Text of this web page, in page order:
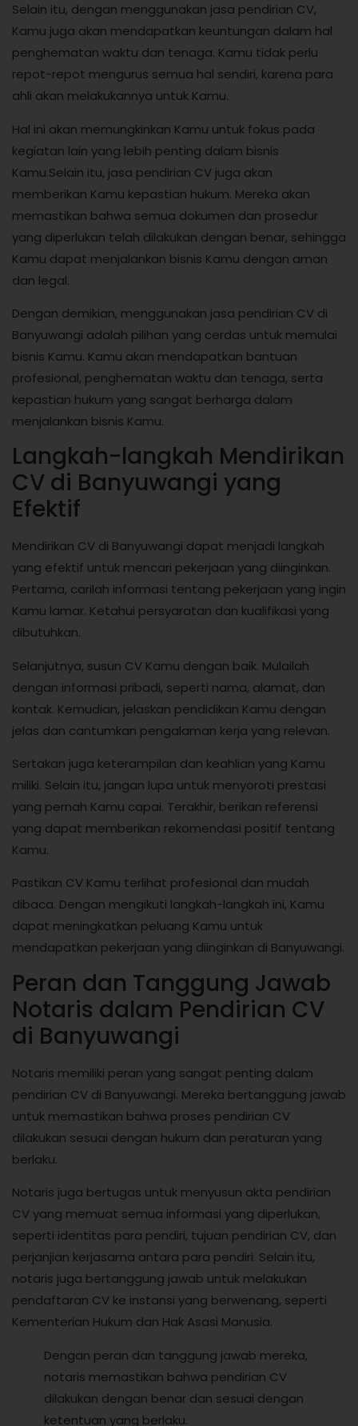
Selain itu, dengan menggunakan jasa pendirian CV,
Kamu juga akan mendapatkan keuntungan dalam hal
penghematan waktu dan tenaga. Kamu tidak perlu
repot-repot mengurus semua hal sendiri, karena para
ahli akan melakukannya untuk Kamu.
Hal ini akan memungkinkan Kamu untuk fokus pada
kegiatan lain yang lebih penting dalam bisnis
Kamu.Selain itu, jasa pendirian CV juga akan
memberikan Kamu kepastian hukum. Mereka akan
memastikan bahwa semua dokumen dan prosedur
yang diperlukan telah dilakukan dengan benar, sehingga
Kamu dapat menjalankan bisnis Kamu dengan aman
dan legal.
Dengan demikian, menggunakan jasa pendirian CV di
Banyuwangi adalah pilihan yang cerdas untuk memulai
bisnis Kamu. Kamu akan mendapatkan bantuan
profesional, penghematan waktu dan tenaga, serta
kepastian hukum yang sangat berharga dalam
menjalankan bisnis Kamu.
Langkah-langkah Mendirikan
CV di Banyuwangi yang
Efektif
Mendirikan CV di Banyuwangi dapat menjadi langkah
yang efektif untuk mencari pekerjaan yang diinginkan.
Pertama, carilah informasi tentang pekerjaan yang ingin
Kamu lamar. Ketahui persyaratan dan kualifikasi yang
dibutuhkan.
Selanjutnya, susun CV Kamu dengan baik. Mulailah
dengan informasi pribadi, seperti nama, alamat, dan
kontak. Kemudian, jelaskan pendidikan Kamu dengan
jelas dan cantumkan pengalaman kerja yang relevan.
Sertakan juga keterampilan dan keahlian yang Kamu
miliki. Selain itu, jangan lupa untuk menyoroti prestasi
yang pernah Kamu capai. Terakhir, berikan referensi
yang dapat memberikan rekomendasi positif tentang
Kamu.
Pastikan CV Kamu terlihat profesional dan mudah
dibaca. Dengan mengikuti langkah-langkah ini, Kamu
dapat meningkatkan peluang Kamu untuk
mendapatkan pekerjaan yang diinginkan di Banyuwangi.
Peran dan Tanggung Jawab
Notaris dalam Pendirian CV
di Banyuwangi
Notaris memiliki peran yang sangat penting dalam
pendirian CV di Banyuwangi. Mereka bertanggung jawab
untuk memastikan bahwa proses pendirian CV
dilakukan sesuai dengan hukum dan peraturan yang
berlaku.
Notaris juga bertugas untuk menyusun akta pendirian
CV yang memuat semua informasi yang diperlukan,
seperti identitas para pendiri, tujuan pendirian CV, dan
perjanjian kerjasama antara para pendiri. Selain itu,
notaris juga bertanggung jawab untuk melakukan
pendaftaran CV ke instansi yang berwenang, seperti
Kementerian Hukum dan Hak Asasi Manusia.
Dengan peran dan tanggung jawab mereka,
notaris memastikan bahwa pendirian CV
dilakukan dengan benar dan sesuai dengan
ketentuan yang berlaku.